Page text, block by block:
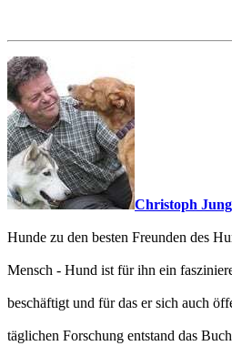
Christoph Jung
Hunde zu den besten Freunden des
Mensch - Hund ist für ihn ein
beschäftigt und für das er sich auch
täglichen Forschung entstand das Buch